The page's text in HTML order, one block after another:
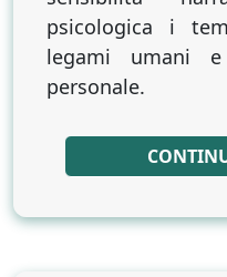
psicologica i
legami umani e
personale.